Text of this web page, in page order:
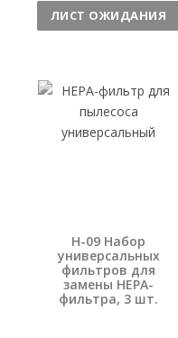
ч
е
в
о
ЛИСТ ОЖИДАНИЯ
H-09 Набор
универсальных
фильтров для
замены HEPA-
фильтра, 3 шт.